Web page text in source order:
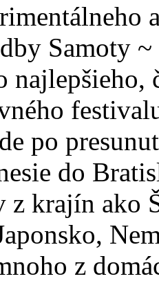
Samoty
po
do
z krajín ako
z